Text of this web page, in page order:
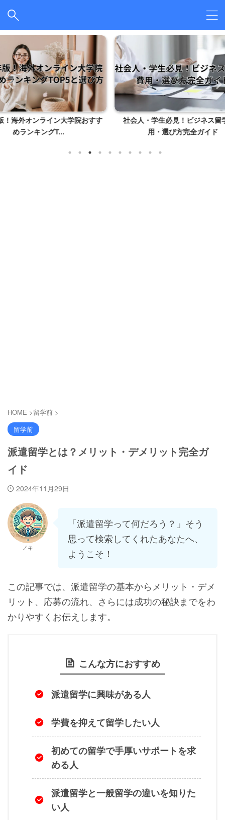
院おすす
社会人・学生必見！ビジネス留学の費
月1万円
HOME >留学前 >
留学前
派遣留学とは？メリット・デメリット完全ガ
イド
2024年11月29日
ノキ
「派遣留学って何だろう？」そう
思って検索してくれたあなたへ、
ようこそ！
この記事では、派遣留学の基本からメリット・デメ
リット、応募の流れ、さらには成功の秘訣までをわ
かりやすくお伝えします。
こんな方におすすめ
派遣留学に興味がある人
学費を抑えて留学したい人
初めての留学で手厚いサポートを求
める人
派遣留学と一般留学の違いを知りた
い人